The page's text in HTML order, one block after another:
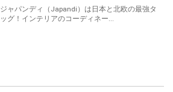
ジャパンディ（Japandi）は日本と北欧の最強タ
ッグ！インテリアのコーディネー...